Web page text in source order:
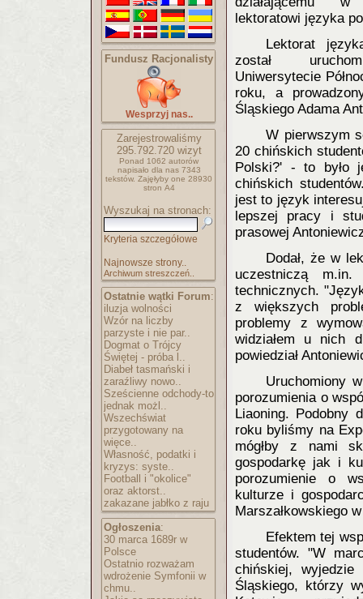
Fundusz Racjonalisty
Wesprzyj nas..
Zarejestrowaliśmy
295.792.720wizyt
Ponad 1062 autorów
napisało dla nas 7343
tekstów. Zajęłyby one 28930
stron A4
Wyszukaj na stronach:
Kryteria szczegółowe
Najnowsze strony..
Archiwum streszczeń..
Ostatnie wątki Forum:
iluzja wolności
Wzór na liczby
parzyste i nie par..
Dogmat o Trójcy
Świętej - próba l..
Diabeł tasmański i
zaraźliwy nowo..
Sześcienne odchody-to
jednak możl..
Wszechświat
przygotowany na
więce..
Własność, podatki i
kryzys: syste..
Football i "okolice"
oraz aktorst..
zakazane jabłko z raju
Ogłoszenia:
30 marca 1689r w
Polsce
Ostatnio rozważam
wdrożenie Symfonii w
chmu..
lektoratowi języka
Lektorat
został
Uniwersytecie
roku, a
Śląskiego Adama
W pierwszym
20 chińskich
Polski?' - to było
chińskich
jest to język
lepszej pracy i
prasowej
Dodał, że w
uczestniczą
technicznych.
z większych
problemy z
widziałem u nich
powiedział
Uruchomiony
porozumienia o
Liaoning. Podobny
roku byliśmy na
mógłby z nami
gospodarkę jak i
porozumienie o
kulturze i
Marszałkowskiego
Efektem tej
studentów. "W
chińskiej, wyjedzie
Śląskiego, którzy